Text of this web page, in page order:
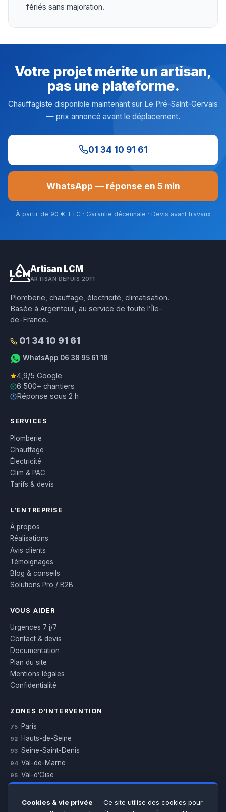
fériés sans majoration.
Votre projet mérite un artisan,
pas une plateforme.
Chauffagiste disponible maintenant sur Le Pré-Saint-Gervais
— prix annoncé avant le déplacement.
01 34 10 91 61
WhatsApp — réponse en 5 min
À partir de 90 € TTC · Garantie décennale · Devis avant travaux
Artisan LCM
ARTISAN DEPUIS 2011
Plomberie, chauffage, électricité, climatisation.
Basée à Argenteuil, au service de toute l’Île-
de-France.
01 34 10 91 61
WhatsApp 06 38 95 61 18
4,9/5 Google
6 500+ chantiers
Réponse sous 2 h
SERVICES
Plomberie
Chauffage
Électricité
Clim & PAC
Tarifs & devis
L’ENTREPRISE
À propos
Réalisations
Avis clients
Témoignages
Blog & conseils
Solutions Pro / B2B
VOUS AIDER
Urgences 7 j/7
Contact & devis
Documentation
Plan du site
Mentions légales
Confidentialité
ZONES D’INTERVENTION
75 Paris
92 Hauts-de-Seine
93 Seine-Saint-Denis
94 Val-de-Marne
95 Val-d’Oise
Essonne
Cookies & vie privée — Ce site utilise des cookies pour